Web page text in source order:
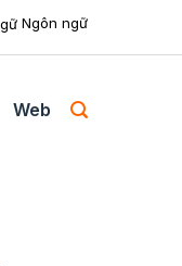
Ngôn ngữ
Web